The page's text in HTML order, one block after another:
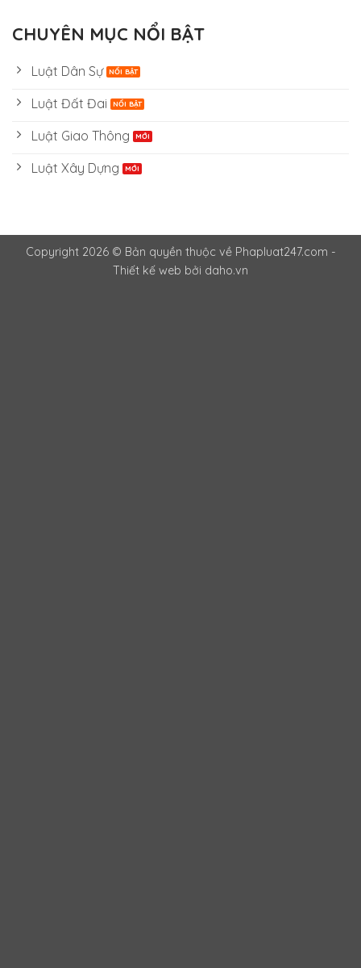
CHUYÊN MỤC NỔI BẬT
Luật Dân Sự
Luật Đất Đai
Luật Giao Thông
Luật Xây Dựng
Copyright 2026 © Bản quyền thuộc về Phapluat247.com -
Thiết kế web bởi daho.vn